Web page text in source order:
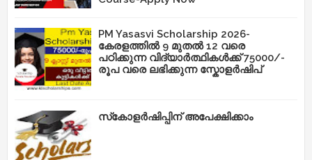
PM Yasasvi Scholarship 2026-
കേരളത്തിൽ 9 മുതൽ 12 വരെ
പഠിക്കുന്ന വിദ്യാർത്ഥികൾക്ക് 75000/-
രൂപ വരെ ലഭിക്കുന്ന സ്കോളർഷിപ്
സ്‌കോളർഷിപ്പിന് അപേക്ഷിക്കാം